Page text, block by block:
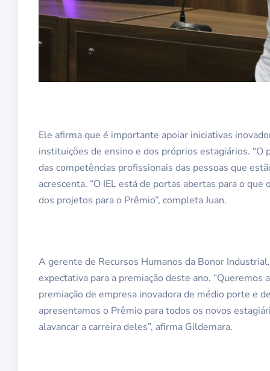
Ele afirma que é importante apoiar iniciativas
instituições de ensino e dos próprios estagiários.
das competências profissionais das pessoas que
acrescenta. “O IEL está de portas abertas para o
dos projetos para o Prêmio”, completa Juan.
A gerente de Recursos Humanos da Bonor
expectativa para a premiação deste ano.
premiação de empresa inovadora de médio porte e
apresentamos o Prêmio para todos os novos
alavancar a carreira deles”, afirma Gildemara.